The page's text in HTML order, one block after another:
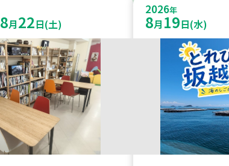
8月22日(土)
2026年
8月 19日(水)